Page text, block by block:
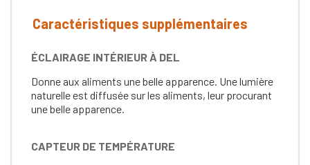
Caractéristiques supplémentaires
ÉCLAIRAGE INTÉRIEUR À DEL
Donne aux aliments une belle apparence. Une lumière
naturelle est diffusée sur les aliments, leur procurant
une belle apparence.
CAPTEUR DE TEMPÉRATURE